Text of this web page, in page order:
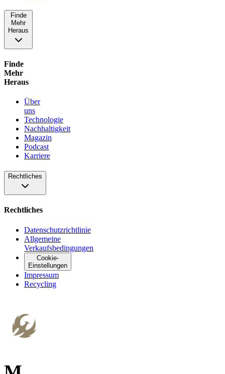
Finde
Mehr
Heraus
Finde
Mehr
Heraus
Über
uns
Technologie
Nachhaltigkeit
Magazin
Podcast
Karriere
Rechtliches
Rechtliches
Datenschutzrichtlinie
Allgemeine
Verkaufsbedingungen
Cookie-
Einstellungen
Impressum
Recycling